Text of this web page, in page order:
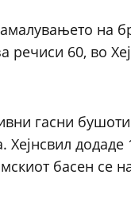
на
речиси 60, во
гасни
басен се